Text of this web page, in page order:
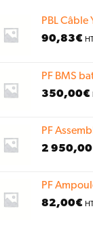
PBL Câble
90,83€
PF BMS
350,00€
PF
2 950,00
PF
82,00€